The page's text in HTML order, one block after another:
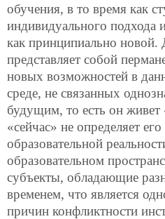
обучения, в то время как
индивидуального подхода
как принципиально новой.
представляет собой
новых возможностей в
среде, не связанных
будущим, то есть он живет
«сейчас» не определяет
образовательной
образовательном
субъекты, обладающие
временем, что является
причин конфликтности